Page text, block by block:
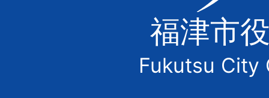
津
市
の
福津市
Fukutsu City